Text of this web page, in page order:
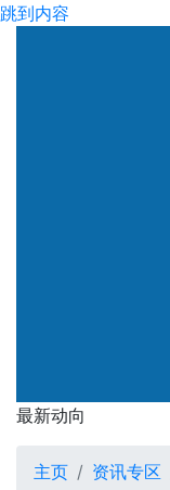
跳到内容
最新动向
最新动向
主页 资讯专区